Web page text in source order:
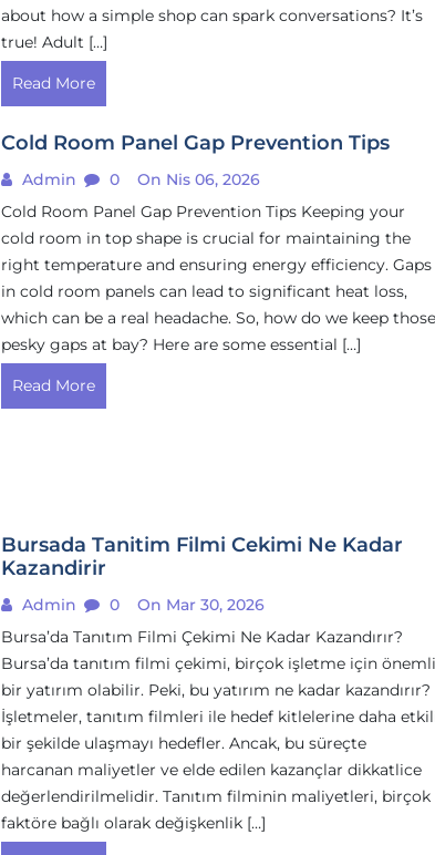
about how a simple shop can spark conversations? It’s
true! Adult […]
Read More
Cold Room Panel Gap Prevention Tips
Admin 0
On Nis 06, 2026
Cold Room Panel Gap Prevention Tips Keeping your
cold room in top shape is crucial for maintaining the
right temperature and ensuring energy efficiency. Gaps
in cold room panels can lead to significant heat loss,
which can be a real headache. So, how do we keep those
pesky gaps at bay? Here are some essential […]
Read More
Bursada Tanitim Filmi Cekimi Ne Kadar
Kazandirir
Admin 0
On Mar 30, 2026
Bursa’da Tanıtım Filmi Çekimi Ne Kadar Kazandırır?
Bursa’da tanıtım filmi çekimi, birçok işletme için önemli
bir yatırım olabilir. Peki, bu yatırım ne kadar kazandırır?
İşletmeler, tanıtım filmleri ile hedef kitlelerine daha
bir şekilde ulaşmayı hedefler. Ancak, bu süreçte
harcanan maliyetler ve elde edilen kazançlar dikkatlice
değerlendirilmelidir. Tanıtım filminin maliyetleri, birçok
faktöre bağlı olarak değişkenlik […]